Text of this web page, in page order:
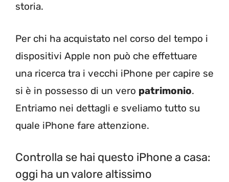
storia.
Per chi ha acquistato nel corso del tempo i
dispositivi Apple non può che effettuare
una ricerca tra i vecchi iPhone per capire se
si è in possesso di un vero patrimonio.
Entriamo nei dettagli e sveliamo tutto su
quale iPhone fare attenzione.
Controlla se hai questo iPhone a casa:
oggi ha un valore altissimo